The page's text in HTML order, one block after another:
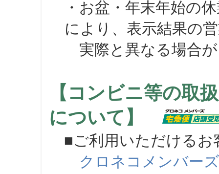
・お盆・年末年始の
により、表示結果の
実際と異なる場合が
【コンビニ等の取
について】
■ご利用いただけるお
クロネコメンバーズ